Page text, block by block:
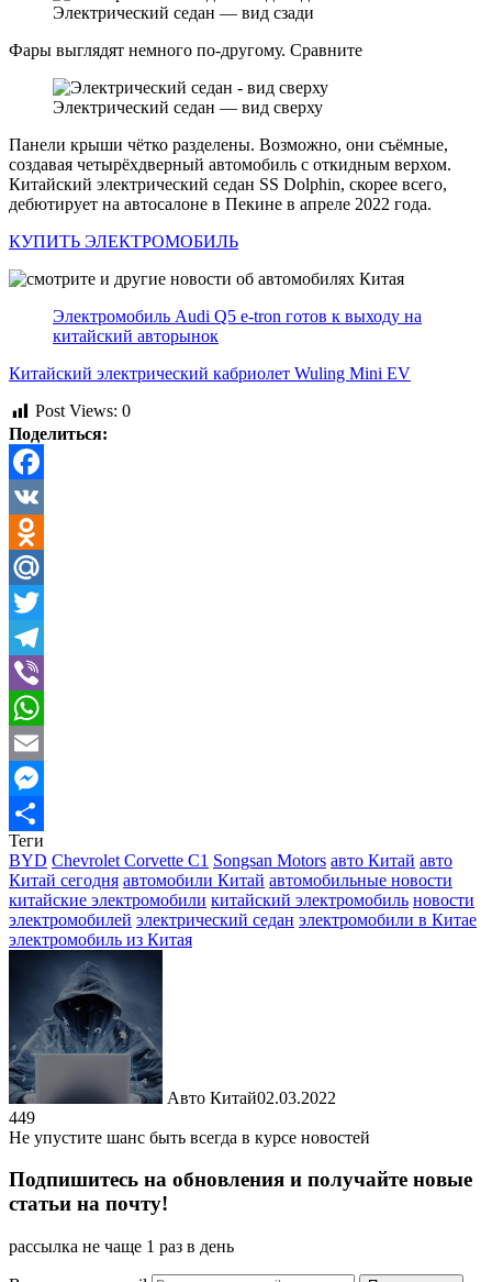
Электрический седан — вид сзади
Фары выглядят немного по-другому. Сравните
Электрический седан — вид сверху
Панели крыши чётко разделены. Возможно, они съёмные,
создавая четырёхдверный автомобиль с откидным верхом.
Китайский электрический седан SS Dolphin, скорее всего,
дебютирует на автосалоне в Пекине в апреле 2022 года.
КУПИТЬ ЭЛЕКТРОМОБИЛЬ
Электромобиль Audi Q5 e-tron готов к выходу на
китайский авторынок
Китайский электрический кабриолет Wuling Mini EV
Post Views: 0
Поделиться:
Facebook
VK
Odnoklassniki
Mail.Ru
Twitter
Telegram
Viber
WhatsApp
Email
Messenger
Отправить
Теги
BYD Chevrolet Corvette C1 Songsan Motors авто Китай авто
Китай сегодня автомобили Китай автомобильные новости
китайские электромобили китайский электромобиль новости
электромобилей электрический седан электромобили в Китае
электромобиль из Китая
Авто Китай02.03.2022
449
Не упустите шанс быть всегда в курсе новостей
Подпишитесь на обновления и получайте новые
статьи на почту!
рассылка не чаще 1 раз в день